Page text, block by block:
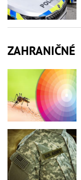
ZAHRANIČNÉ